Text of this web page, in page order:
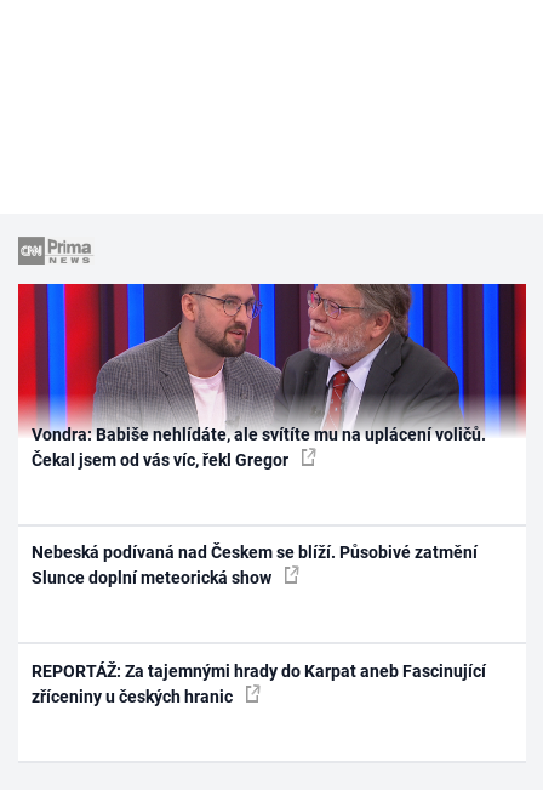
Vondra: Babiše nehlídáte, ale svítíte mu na uplácení voličů.
Čekal jsem od vás víc, řekl Gregor
Nebeská podívaná nad Českem se blíží. Působivé zatmění
Slunce doplní meteorická show
REPORTÁŽ: Za tajemnými hrady do Karpat aneb Fascinující
zříceniny u českých hranic